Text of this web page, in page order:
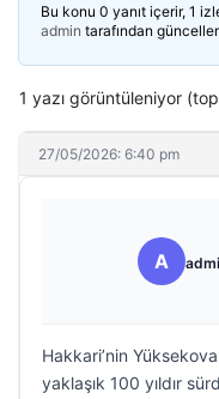
Bu konu 0 yanıt içerir, 1
admin tarafından
1 yazı görüntüleniyor
27/05/2026: 6:40 pm
A
Hakkari’nin
yaklaşık 100 yıldır